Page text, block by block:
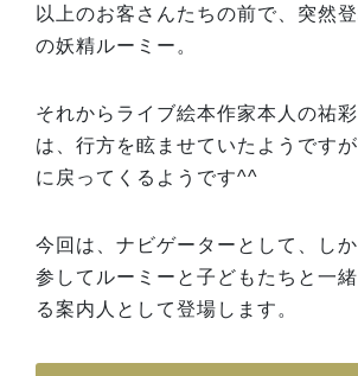
以上のお客さんたちの前で、突然
の妖精ルーミー。
それからライブ絵本作家本人の祐彩
は、行方を眩ませていたようです
に戻ってくるようです^^
今回は、ナビゲーターとして、し
参してルーミーと子どもたちと一
る案内人として登場します。